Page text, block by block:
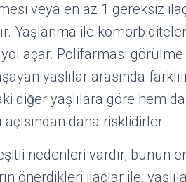
veya en az 1 gereksiz
Yaşlanma ile
açar. Polifarmasi görülme
yaşlılar arasında
diğer yaşlılara göre hem
daha risklidirler.
nedenleri vardır; bunun
önerdikleri ilaçlar ile,